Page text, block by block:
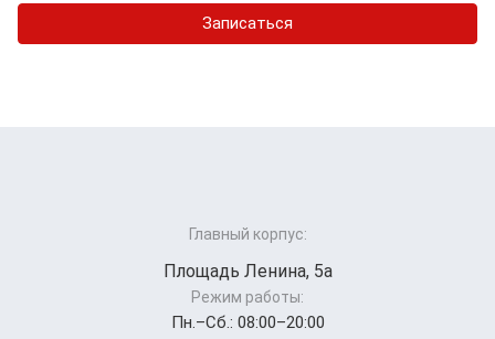
Записаться
Главный корпус:
Площадь Ленина, 5а
Режим работы:
Пн.–Cб.: 08:00–20:00